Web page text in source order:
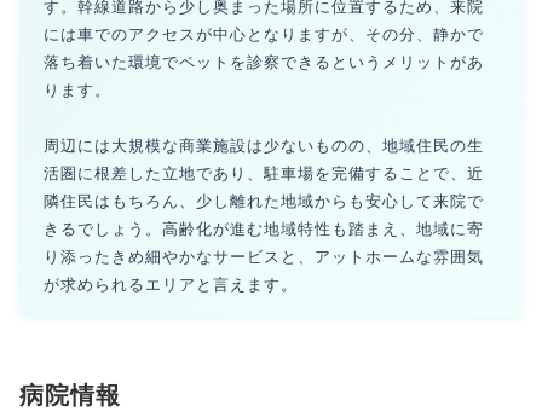
す。幹線道路から少し奥まった場所に位置するため、来院
には車でのアクセスが中心となりますが、その分、静かで
落ち着いた環境でペットを診察できるというメリットがあ
ります。
周辺には大規模な商業施設は少ないものの、地域住民の生
活圏に根差した立地であり、駐車場を完備することで、近
隣住民はもちろん、少し離れた地域からも安心して来院で
きるでしょう。高齢化が進む地域特性も踏まえ、地域に寄
り添ったきめ細やかなサービスと、アットホームな雰囲気
が求められるエリアと言えます。
病院情報